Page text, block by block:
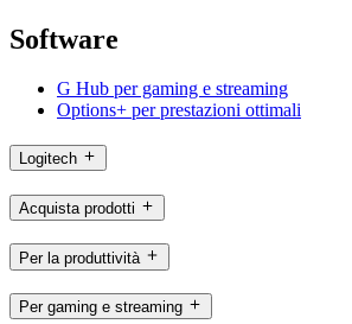
Software
G Hub per gaming e streaming
Options+ per prestazioni ottimali
Logitech
Acquista prodotti
Per la produttività
Per gaming e streaming